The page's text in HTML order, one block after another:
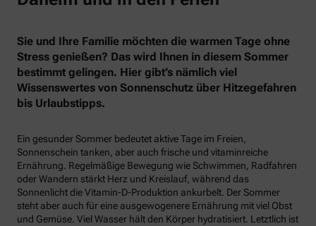
Sie und Ihre Familie möchten die warmen Tage ohne
Stress genießen? Das wird Ihnen in diesem Sommer
bestimmt gelingen. Hier gibt’s nämlich viel
Wissenswertes von Sonnenschutz über Hitzegefahren
bis Urlaubstipps.
Ein gesunder Sommer bedeutet aktive Tage im Freien,
Sonnenschein tanken, aber auch frische und vitaminreiche
Ernährung. Regelmäßige Bewegung wie Schwimmen, Radfahren
oder Wandern stärkt Herz und Kreislauf, während das
Sonnenlicht die Vitamin-D-Produktion ankurbelt. Der Sommer
steht aber auch für eine ausgewogenere Ernährung mit viel Obst
und Gemüse. Viel Wasser hält den Körper hydratisiert. Letztlich ist